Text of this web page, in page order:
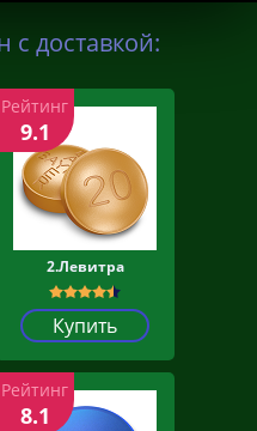
с доставкой:
2.Левитра
Купить
Рейтинг
9.1
Рейтинг
8.1